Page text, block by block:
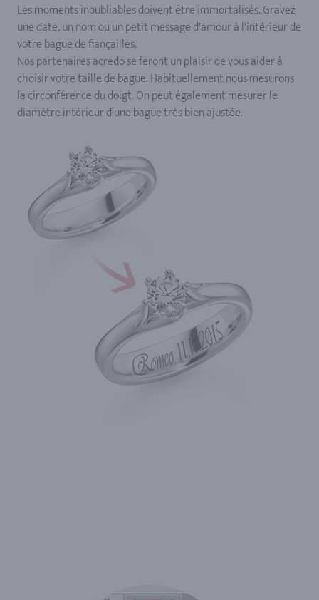
Les moments inoubliables doivent être immortalisés. Gravez
une date, un nom ou un petit message d'amour à l'intérieur de
votre bague de fiançailles.
Nos partenaires acredo se feront un plaisir de vous aider à
choisir votre taille de bague. Habituellement nous mesurons
la circonférence du doigt. On peut également mesurer le
diamètre intérieur d'une bague très bien ajustée.